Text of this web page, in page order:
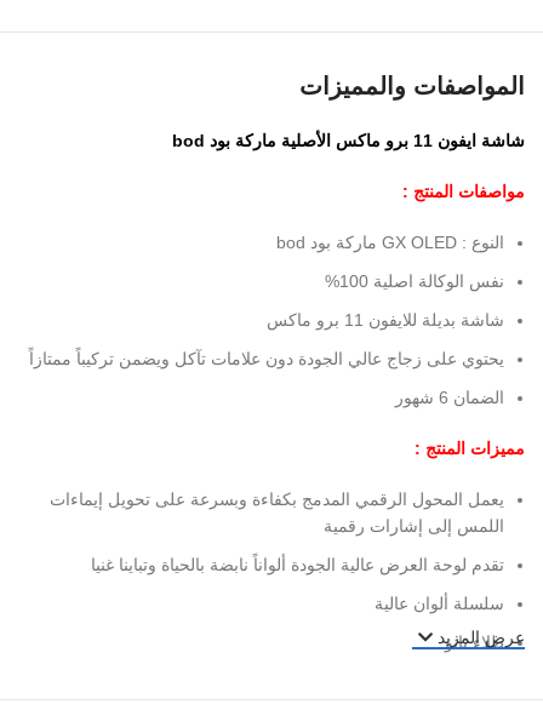
المواصفات والمميزات
شاشة ايفون 11 برو ماكس الأصلية ماركة بود bod
مواصفات المنتج :
النوع : GX OLED ماركة بود bod
نفس الوكالة اصلية 100%
شاشة بديلة للايفون 11 برو ماكس
يحتوي على زجاج عالي الجودة دون علامات تآكل ويضمن تركيباً ممتازاً
الضمان 6 شهور
مميزات المنتج :
يعمل المحول الرقمي المدمج بكفاءة وبسرعة على تحويل إيماءات
اللمس إلى إشارات رقمية
تقدم لوحة العرض عالية الجودة ألواناً نابضة بالحياة وتباينا غنيا
سلسلة ألوان عالية
طلاء نانو
عرض المزيد